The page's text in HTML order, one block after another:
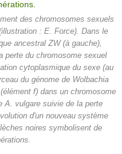
des chromosomes sexuels
: E. Force). Dans le
ancestral ZW (à gauche),
perte du chromosome sexuel
cytoplasmique du sexe (au
du génome de Wolbachia
f) dans un chromosome
A. vulgare suivie de la perte
d'un nouveau système
noires symbolisent de